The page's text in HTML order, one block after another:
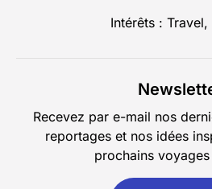
Intérêts : Travel,
Recevez par e-mail nos
reportages et nos idées
prochains